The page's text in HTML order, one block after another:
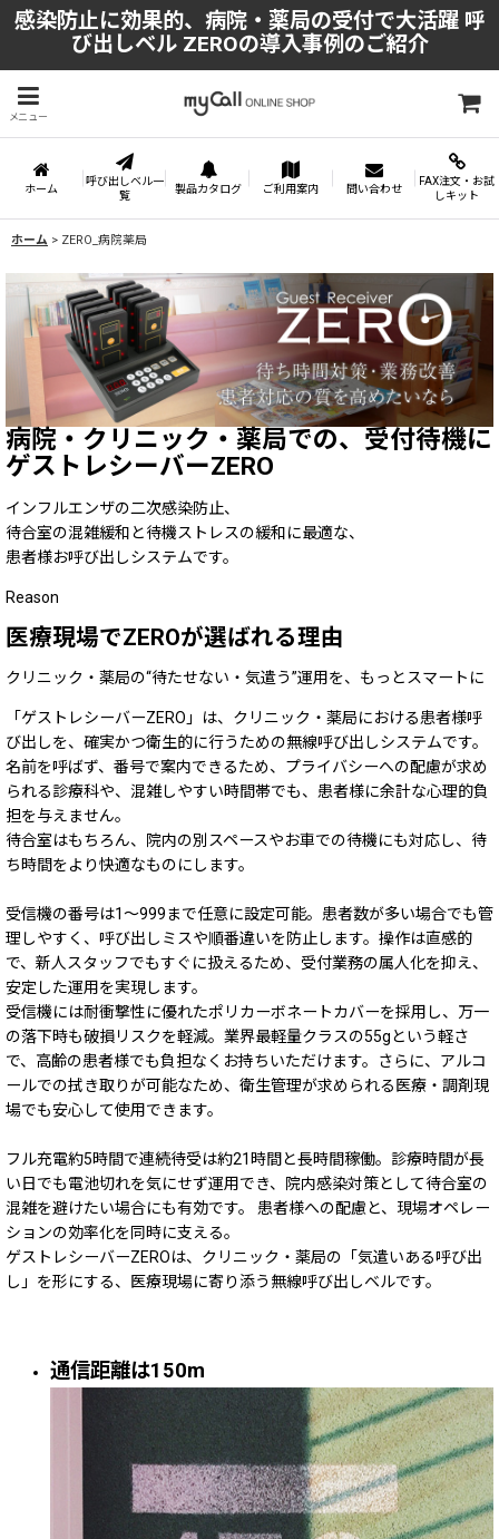
感染防止に効果的、病院・薬局の受付で大活躍 呼
び出しベル ZEROの導入事例のご紹介
メニュー
ホーム
呼び出しベル一
覧
製品カタログ ご利用案内 問い合わせ
FAX注文・お試
しキット
ホーム > ZERO_病院薬局
病院・クリニック・薬局での、受付待機に
ゲストレシーバーZERO
インフルエンザの二次感染防止、
待合室の混雑緩和と待機ストレスの緩和に最適な、
患者様お呼び出しシステムです。
Reason
医療現場でZEROが選ばれる理由
クリニック・薬局の“待たせない・気遣う”運用を、もっとスマートに
「ゲストレシーバーZERO」は、クリニック・薬局における患者様呼
び出しを、確実かつ衛生的に行うための無線呼び出しシステムです。
名前を呼ばず、番号で案内できるため、プライバシーへの配慮が求め
られる診療科や、混雑しやすい時間帯でも、患者様に余計な心理的負
担を与えません。
待合室はもちろん、院内の別スペースやお車での待機にも対応し、待
ち時間をより快適なものにします。
受信機の番号は1〜999まで任意に設定可能。患者数が多い場合でも管
理しやすく、呼び出しミスや順番違いを防止します。操作は直感的
で、新人スタッフでもすぐに扱えるため、受付業務の属人化を抑え、
安定した運用を実現します。
受信機には耐衝撃性に優れたポリカーボネートカバーを採用し、万一
の落下時も破損リスクを軽減。業界最軽量クラスの55gという軽さ
で、高齢の患者様でも負担なくお持ちいただけます。さらに、アルコ
ールでの拭き取りが可能なため、衛生管理が求められる医療・調剤現
場でも安心して使用できます。
フル充電約5時間で連続待受は約21時間と長時間稼働。診療時間が長
い日でも電池切れを気にせず運用でき、院内感染対策として待合室の
混雑を避けたい場合にも有効です。 患者様への配慮と、現場オペレー
ションの効率化を同時に支える――。
ゲストレシーバーZEROは、クリニック・薬局の「気遣いある呼び出
し」を形にする、医療現場に寄り添う無線呼び出しベルです。
通信距離は150m